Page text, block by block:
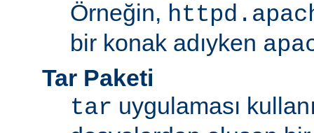
Örneğin,
bir konak adıyken
Tar Paketi
tar uygulaması